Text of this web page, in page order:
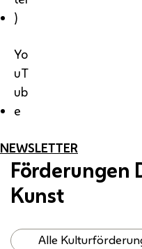
)
Yo
uT
ub
e
NEWSLETTER
Förderungen
Kunst
Alle